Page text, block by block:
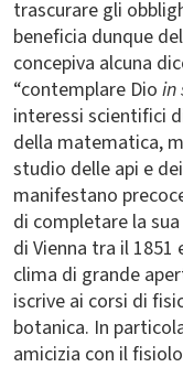
trascurare gli
beneficia dunque
concepiva alcuna
“contemplare Dio in
interessi scientifici
della matematica,
studio delle api e
manifestano
di completare la
di Vienna tra il 1851
clima di grande
iscrive ai corsi di
botanica. In
amicizia con il